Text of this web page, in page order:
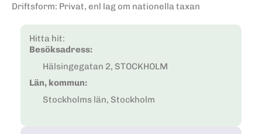
Driftsform: Privat, enl lag om nationella taxan
Hitta hit:
Besöksadress:
Hälsingegatan 2, STOCKHOLM
Län, kommun:
Stockholms län, Stockholm